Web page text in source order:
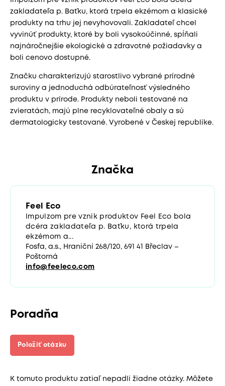
zakladateľa p. Baťku, ktorá trpela ekzémom a klasické
produkty na trhu jej nevyhovovali. Zakladateľ chcel
vyvinúť produkty, ktoré by boli vysokoúčinné, spĺňali
najnáročnejšie ekologické a zdravotné požiadavky a
boli cenovo dostupné.
Značku charakterizujú starostlivo vybrané prírodné
suroviny a jednoduchá odbúrateľnosť výsledného
produktu v prírode. Produkty neboli testované na
zvieratách, majú plne recyklovateľné obaly a sú
dermatologicky testované. Vyrobené v Českej republike.
Značka
Feel Eco
Impulzom pre vznik produktov Feel Eco bola
dcéra zakladateľa p. Baťku, ktorá trpela
ekzémom a...
Fosfa, a.s., Hraniční 268/120, 691 41 Břeclav –
Poštorná
info@feeleco.com
Poradňa
Položiť otázku
K tomuto produktu zatiaľ nepadli žiadne otázky. Môžete